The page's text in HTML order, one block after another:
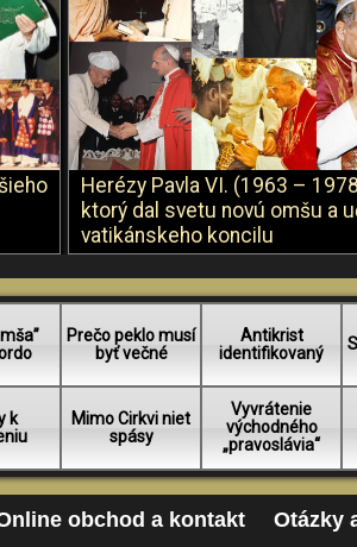
Herézy Pavla VI. (1963 –
ktorý dal svetu novú omšu a
vatikánskeho koncilu
Prečo peklo musí
byť večné
Antikrist
identifikovaný
k
Mimo Cirkvi niet
spásy
Vyvrátenie
východného
„pravoslávia“
obchod a kontakt Otázky